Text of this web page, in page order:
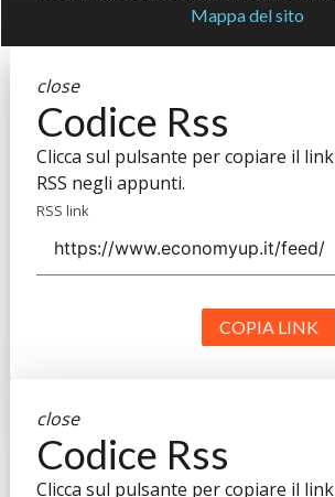
Mappa del sito
close
Codice Rss
Clicca sul pulsante per copiare il link
RSS negli appunti.
RSS link
COPIA LINK
close
Codice Rss
Clicca sul pulsante per copiare il link